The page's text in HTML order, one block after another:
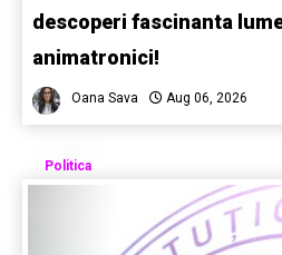
descoperi fascinanta
animatronici!
Oana Sava Aug 06, 2026
Politica